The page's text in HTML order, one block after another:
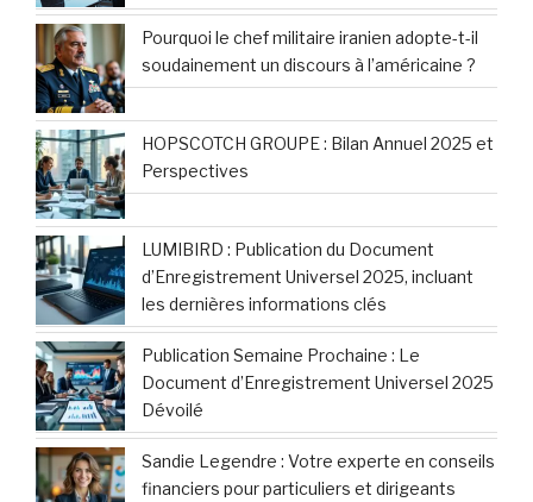
Pourquoi le chef militaire iranien adopte-t-il
soudainement un discours à l’américaine ?
HOPSCOTCH GROUPE : Bilan Annuel 2025 et
Perspectives
LUMIBIRD : Publication du Document
d’Enregistrement Universel 2025, incluant
les dernières informations clés
Publication Semaine Prochaine : Le
Document d’Enregistrement Universel 2025
Dévoilé
Sandie Legendre : Votre experte en conseils
financiers pour particuliers et dirigeants